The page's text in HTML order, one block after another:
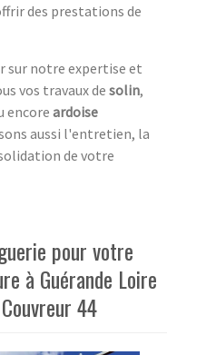
des prestations de
sur notre expertise et
vos travaux de solin,
encore ardoise
aussi l'entretien, la
de votre
pour votre
à Guérande Loire
44